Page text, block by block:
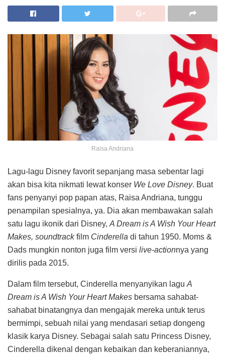
Raisa Andriana
Lagu-lagu Disney favorit sepanjang masa sebentar lagi
akan bisa kita nikmati lewat konser We Love Disney. Buat
fans penyanyi pop papan atas, Raisa Andriana, tunggu
penampilan spesialnya, ya. Dia akan membawakan salah
satu lagu ikonik dari Disney, A Dream is A Wish Your Heart
Makes, soundtrackfilm Cinderella di tahun 1950. Moms &
Dads mungkin nonton juga film versi live-actionnya yang
dirilis pada 2015.
Dalam film tersebut, Cinderella menyanyikan lagu A
Dream is A Wish Your Heart Makes bersama sahabat-
sahabat binatangnya dan mengajak mereka untuk terus
bermimpi, sebuah nilai yang mendasari setiap dongeng
klasik karya Disney. Sebagai salah satu Princess Disney,
Cinderella dikenal dengan kebaikan dan keberaniannya,